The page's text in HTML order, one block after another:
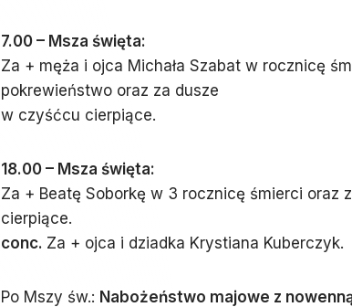
7.00 – Msza święta:
Za + męża i ojca Michała Szabat w rocznicę
pokrewieństwo oraz za dusze
w czyśćcu cierpiące.
18.00 – Msza święta:
Za + Beatę Soborkę w 3 rocznicę śmierci oraz
cierpiące.
conc. Za + ojca i dziadka Krystiana Kuberczyk.
Po Mszy św.: Nabożeństwo majowe z